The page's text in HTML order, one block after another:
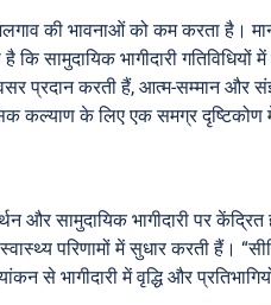
की भावनाओं को कम करता है।
सामुदायिक भागीदारी गतिविधियों
करती हैं, आत्म-सम्मान और
कल्याण के लिए एक समग्र दृष्टिकोण
और सामुदायिक भागीदारी पर
परिणामों में सुधार करती हैं।
से भागीदारी में वृद्धि और